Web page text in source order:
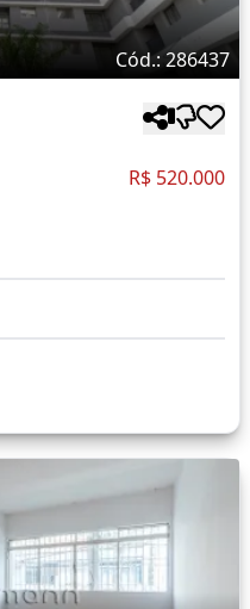
Cód.: 286437
R$ 520.000